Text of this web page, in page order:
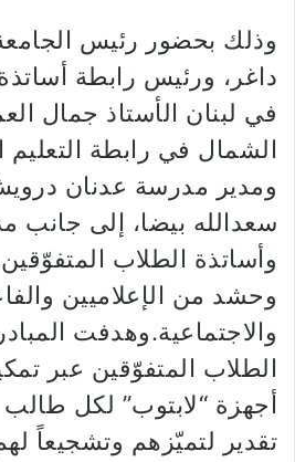
وذلك بحضور رئيس الجامعة
داغر، ورئيس رابطة أساتذة
في لبنان الأستاذ جمال
الشمال في رابطة
ومدير مدرسة عدنان
سعدالله بيضا، إلى جانب
وأساتذة الطلاب
وحشد من الإعلاميين
والاجتماعية.وهدفت
الطلاب المتفوّقين عبر
أجهزة “لابتوب” لكل
تقدير لتميّزهم وتشجيعاً